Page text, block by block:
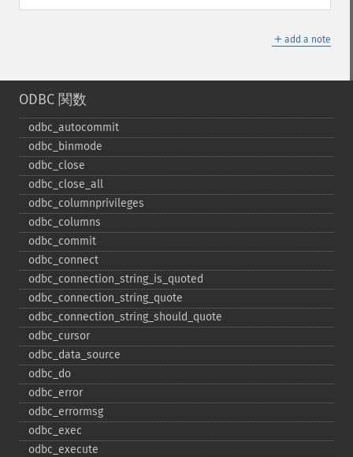
＋ add a note
ODBC 関数
odbc_​autocommit
odbc_​binmode
odbc_​close
odbc_​close_​all
odbc_​columnprivileges
odbc_​columns
odbc_​commit
odbc_​connect
odbc_​connection_​string_​is_​quoted
odbc_​connection_​string_​quote
odbc_​connection_​string_​should_​quote
odbc_​cursor
odbc_​data_​source
odbc_​do
odbc_​error
odbc_​errormsg
odbc_​exec
odbc_​execute